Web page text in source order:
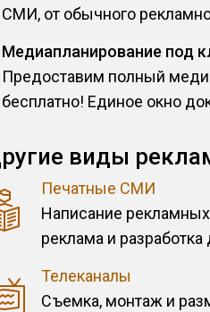
СМИ, от обычного
Медиапланирование под
Предоставим полный
бесплатно! Единое окно
виды
Печатные СМИ
Написание
реклама и
Телеканалы
Съемка, монтаж и